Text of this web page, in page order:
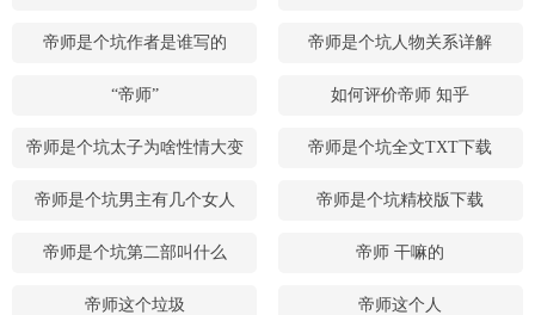
帝师是个坑作者是谁写的 帝师是个坑人物关系详解
“帝师” 如何评价帝师 知乎
帝师是个坑太子为啥性情大变 帝师是个坑全文TXT下载
帝师是个坑男主有几个女人 帝师是个坑精校版下载
帝师是个坑第二部叫什么 帝师 干嘛的
帝师这个垃圾 帝师这个人